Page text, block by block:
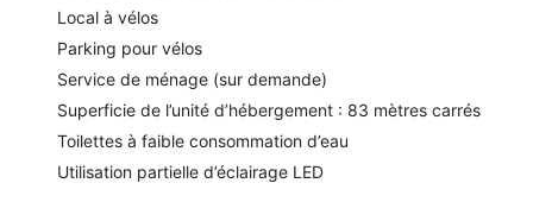
Local à vélos
Parking pour vélos
Service de ménage (sur demande)
Superficie de l’unité d’hébergement : 83 mètres carrés
Toilettes à faible consommation d’eau
Utilisation partielle d’éclairage LED